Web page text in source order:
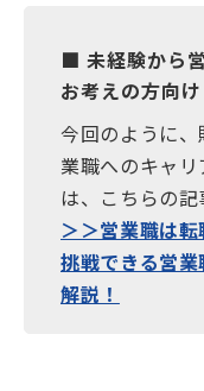
■ 未経験から
お考えの方向け
今回のように
業職へのキャ
は、こちらの記
＞＞営業職は
挑戦できる営
解説！